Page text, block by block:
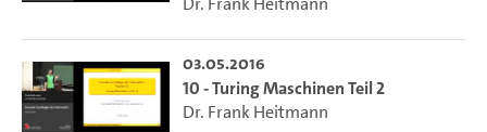
03.05.2016
10 - Turing Maschinen Teil 2
Dr. Frank Heitmann